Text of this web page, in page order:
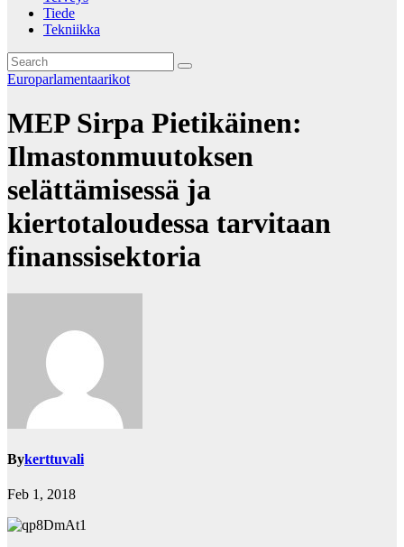
Tiede
Tekniikka
Europarlamentaarikot
MEP Sirpa Pietikäinen:
Ilmastonmuutoksen
selättämisessä ja
kiertotaloudessa tarvitaan
finanssisektoria
Bykerttuvali
Feb 1, 2018